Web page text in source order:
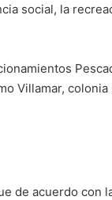
social, la
Villamar,
de acuerdo con